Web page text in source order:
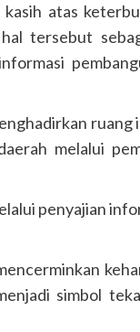
atas
tersebut
melalui
penyajian
simbol
Polres
Congki01